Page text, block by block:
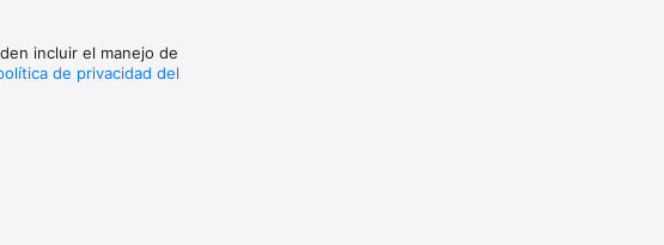
incluir el manejo de
de privacidad del